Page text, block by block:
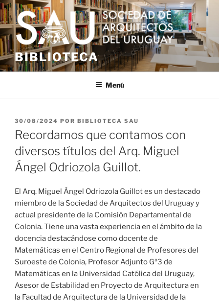
Saltar
al
contenido
BIBLIOTECA
Menú
PUBLICADO
EL
30/08/2024 POR BIBLIOTECA SAU
Recordamos que contamos con
diversos títulos del Arq. Miguel
Ángel Odriozola Guillot.
El Arq. Miguel Ángel Odriozola Guillot es un destacado
miembro de la Sociedad de Arquitectos del Uruguay y
actual presidente de la Comisión Departamental de
Colonia. Tiene una vasta experiencia en el ámbito de la
docencia destacándose como docente de
Matemáticas en el Centro Regional de Profesores del
Suroeste de Colonia, Profesor Adjunto Gº3 de
Matemáticas en la Universidad Católica del Uruguay,
Asesor de Estabilidad en Proyecto de Arquitectura en
la Facultad de Arquitectura de la Universidad de la